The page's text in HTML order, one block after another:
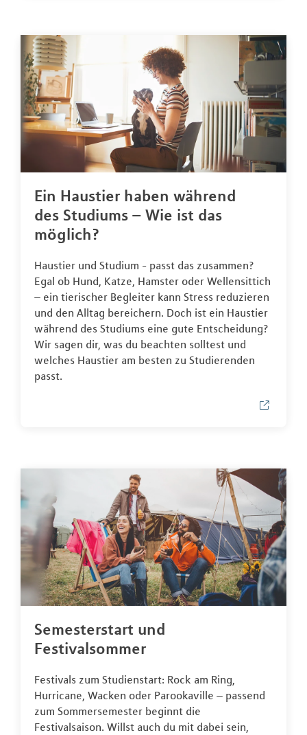
Ein Haustier haben während
des Studiums – Wie ist das
möglich?
Haustier und Studium - passt das zusammen?
Egal ob Hund, Katze, Hamster oder Wellensittich
– ein tierischer Begleiter kann Stress reduzieren
und den Alltag bereichern. Doch ist ein Haustier
während des Studiums eine gute Entscheidung?
Wir sagen dir, was du beachten solltest und
welches Haustier am besten zu Studierenden
passt.
Semesterstart und
Festivalsommer
Festivals zum Studienstart: Rock am Ring,
Hurricane, Wacken oder Parookaville – passend
zum Sommersemester beginnt die
Festivalsaison. Willst auch du mit dabei sein,